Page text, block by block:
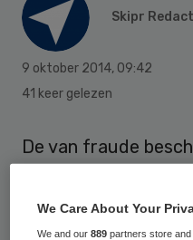
Skipr
9 oktober 2014, 09:42
41 keer gelezen
De van fraude
heeft het
de lokale afdeling
We Care About Your
We and our889 partners store